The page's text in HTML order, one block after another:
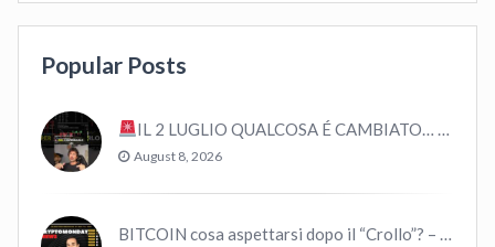
Popular Posts
IL 2 LUGLIO QUALCOSA É CAMBIATO… #bitcoin #crypto #trading
August 8, 2026
BITCOIN cosa aspettarsi dopo il “Crollo”? – CryptoMonday NEWS w16/’21